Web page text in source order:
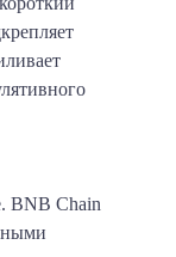
BNB Chain